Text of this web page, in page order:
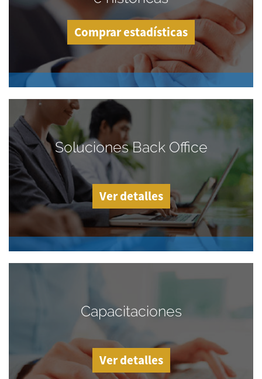
Comprar estadísticas
Soluciones Back Office
Ver detalles
Capacitaciones
Ver detalles